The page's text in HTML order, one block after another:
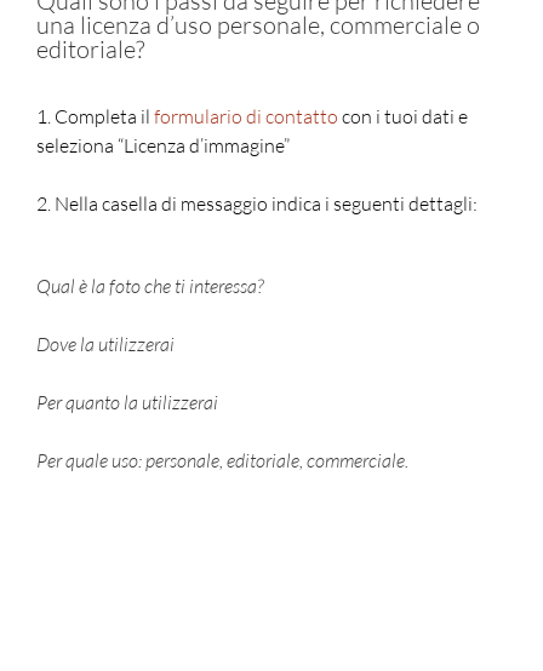
una licenza d’uso personale, commerciale o
editoriale?
1. Completa il formulario di contatto con i tuoi dati e
seleziona “Licenza d’immagine”
2. Nella casella di messaggio indica i seguenti dettagli:
Qual è la foto che ti interessa?
Dove la utilizzerai
Per quanto la utilizzerai
Per quale uso: personale, editoriale, commerciale.